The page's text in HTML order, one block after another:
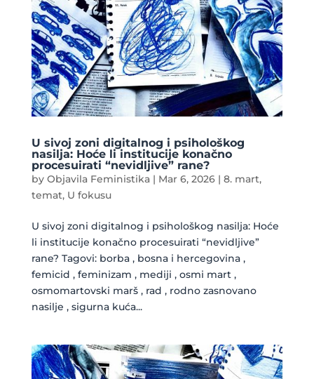
U sivoj zoni digitalnog i psihološkog
nasilja: Hoće li institucije konačno
procesuirati “nevidljive” rane?
by Objavila Feministika| Mar 6, 2026| 8. mart,
temat, U fokusu
U sivoj zoni digitalnog i psihološkog nasilja: Hoće
li institucije konačno procesuirati “nevidljive”
rane? Tagovi: borba , bosna i hercegovina ,
femicid , feminizam , mediji , osmi mart ,
osmomartovski marš , rad , rodno zasnovano
nasilje , sigurna kuća...